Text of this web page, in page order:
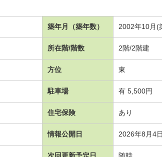
築年月（築年数） 2002年10月(
所在階/階数 2階/2階建
方位 東
駐車場 有 5,500円
住宅保険 あり
情報公開日 2026年8月4日
次回更新予定日 随時